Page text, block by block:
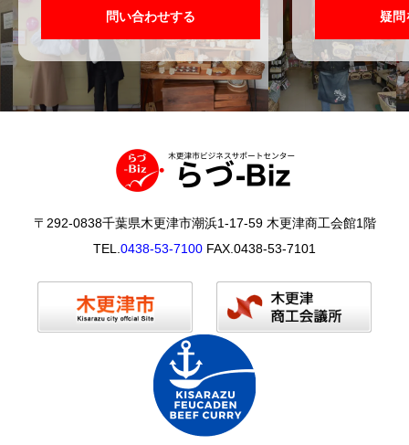
問い合わせする 疑問
〒292-0838千葉県木更津市潮浜1-17-59 木更津商工会館1階
TEL. 0438-53-7100 FAX.0438-53-7101